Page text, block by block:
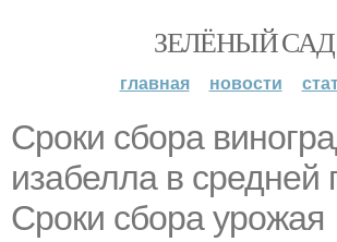
ЗЕЛЁНЫЙ САД
главная новости
Сроки сбора
изабелла в средней
Сроки сбора урожая